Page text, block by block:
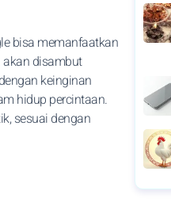
bisa memanfaatkan
akan disambut
keinginan
hidup percintaan.
sesuai dengan